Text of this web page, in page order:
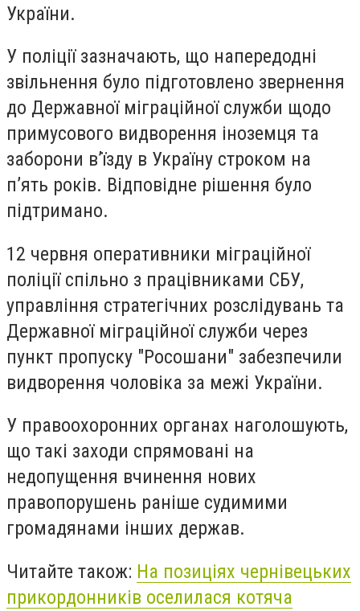
України.
У поліції зазначають, що напередодні
звільнення було підготовлено звернення
до Державної міграційної служби щодо
примусового видворення іноземця та
заборони в’їзду в Україну строком на
п’ять років. Відповідне рішення було
підтримано.
12 червня оперативники міграційної
поліції спільно з працівниками СБУ,
управління стратегічних розслідувань та
Державної міграційної служби через
пункт пропуску "Росошани" забезпечили
видворення чоловіка за межі України.
У правоохоронних органах наголошують,
що такі заходи спрямовані на
недопущення вчинення нових
правопорушень раніше судимими
громадянами інших держав.
Читайте також: На позиціях чернівецьких
прикордонників оселилася котяча